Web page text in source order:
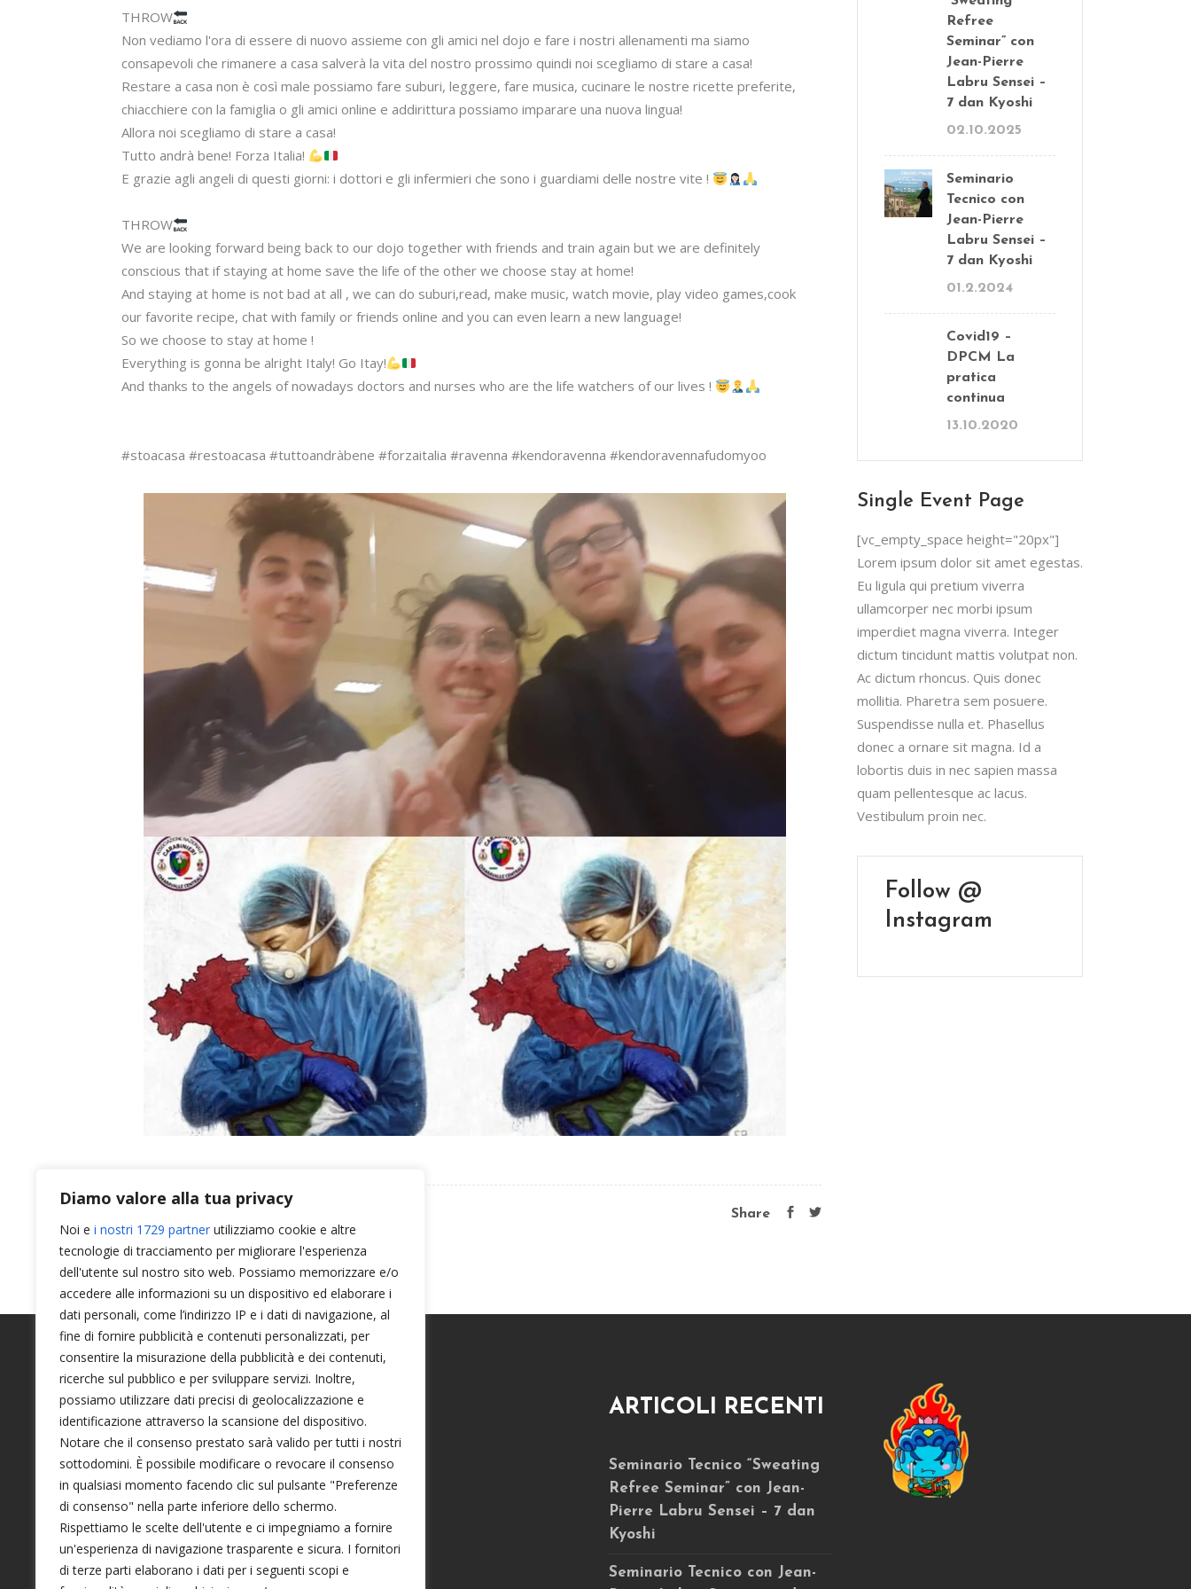
Diamo valore alla tua privacy
Noi e i nostri 1729 partner utilizziamo cookie e altre
tecnologie di tracciamento per migliorare l'esperienza
dell'utente sul nostro sito web. Possiamo memorizzare e/o
accedere alle informazioni su un dispositivo ed elaborare i
dati personali, come l’indirizzo IP e i dati di navigazione, al
fine di fornire pubblicità e contenuti personalizzati, per
consentire la misurazione della pubblicità e dei contenuti,
ricerche sul pubblico e per sviluppare servizi. Inoltre,
possiamo utilizzare dati precisi di geolocalizzazione e
identificazione attraverso la scansione del dispositivo.
Notare che il consenso prestato sarà valido per tutti i nostri
sottodomini. È possibile modificare o revocare il consenso
in qualsiasi momento facendo clic sul pulsante "Preferenze
di consenso" nella parte inferiore dello schermo.
Rispettiamo le scelte dell'utente e ci impegniamo a fornire
un'esperienza di navigazione trasparente e sicura. I fornitori
di terze parti elaborano i dati per i seguenti scopi e
THROW
Non vediamo l'ora di essere di nuovo assieme con gli amici nel dojo e fare i nostri allenamenti ma siamo
consapevoli che rimanere a casa salverà la vita del nostro prossimo quindi noi scegliamo di stare a casa!
Restare a casa non è così male possiamo fare suburi, leggere, fare musica, cucinare le nostre ricette preferite,
chiacchiere con la famiglia o gli amici online e addirittura possiamo imparare una nuova lingua!
Allora noi scegliamo di stare a casa!
Tutto andrà bene! Forza Italia!
E grazie agli angeli di questi giorni: i dottori e gli infermieri che sono i guardiami delle nostre vite !
THROW
We are looking forward being back to our dojo together with friends and train again but we are definitely
conscious that if staying at home save the life of the other we choose stay at home!
And staying at home is not bad at all , we can do suburi,read, make music, watch movie, play video games,cook
our favorite recipe, chat with family or friends online and you can even learn a new language!
So we choose to stay at home !
Everything is gonna be alright Italy! Go Itay!
And thanks to the angels of nowadays doctors and nurses who are the life watchers of our lives !
#stoacasa #restoacasa #tuttoandràbene #forzaitalia #ravenna #kendoravenna #kendoravennafudomyoo
Share
Refree
Seminar” con
Jean-Pierre
Labru Sensei –
7 dan Kyoshi
02.10.2025
Seminario
Tecnico con
Jean-Pierre
Labru Sensei –
7 dan Kyoshi
01.2.2024
Covid19 –
DPCM La
pratica
continua
13.10.2020
Single Event Page
[vc_empty_space height="20px"]
Lorem ipsum dolor sit amet egestas.
Eu ligula qui pretium viverra
ullamcorper nec morbi ipsum
imperdiet magna viverra. Integer
dictum tincidunt mattis volutpat non.
Ac dictum rhoncus. Quis donec
mollitia. Pharetra sem posuere.
Suspendisse nulla et. Phasellus
donec a ornare sit magna. Id a
lobortis duis in nec sapien massa
quam pellentesque ac lacus.
Vestibulum proin nec.
Follow @
Instagram
INFO & CONTATTI
Tel. 349 754 5815
Cinemacity, Rotonda Andorra, 11 - 48124 (RA)
Seguici su
ARTICOLI RECENTI
Seminario Tecnico “Sweating
Refree Seminar” con Jean-
Pierre Labru Sensei – 7 dan
Kyoshi
Seminario Tecnico con Jean-